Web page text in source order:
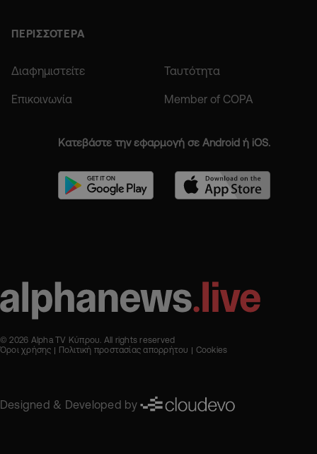
ΠΕΡΙΣΣΟΤΕΡΑ
Διαφημιστείτε Ταυτότητα
Επικοινωνία Member of COPA
Κατεβάστε την εφαρμογή σε Android ή iOS.
© 2026 Alpha TV Κύπρου. All rights reserved
Όροι χρήσης
Πολιτική προστασίας απορρήτου Cookies
Designed & Developed by